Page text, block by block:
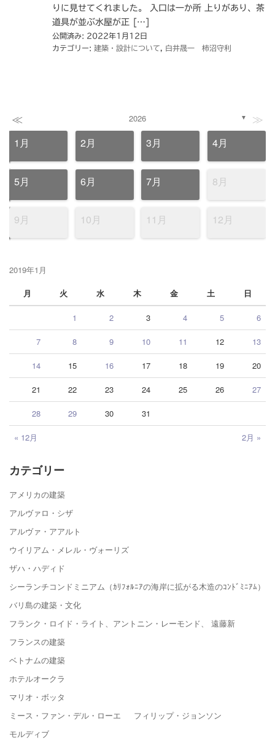
りに見せてくれました。 入口は一か所 上りがあり、茶
道具が並ぶ水屋が正 […]
公開済み: 2022年1月12日
カテゴリー: 建築・設計について 白井晟一 柿沼守利
≪ 2026 ▼ ≫
1月 2月 3月 4月
5月 6月 7月 8月
9月 10月 11月 12月
2019年1月
月
火 水 木 金 土 日
« 12月 2月 »
1 2 3 4 5 6
7 8 9 10 11 12 13
14 15 16 17 18 19 20
21 22 23 24 25 26 27
28 29 30 31
カテゴリー
アメリカの建築
アルヴァロ・シザ
アルヴァ・アアルト
ウイリアム・メレル・ヴォーリズ
ザハ・ハディド
シーランチコンドミニアム（ｶﾘﾌｫﾙﾆｱの海岸に拡がる木造のｺﾝﾄﾞﾐﾆｱﾑ）
バリ島の建築・文化
フランク・ロイド・ライト、アントニン・レーモンド、 遠藤新
フランスの建築
ベトナムの建築
ホテルオークラ
マリオ・ボッタ
ミース・ファン・デル・ローエ フィリップ・ジョンソン
モルディブ